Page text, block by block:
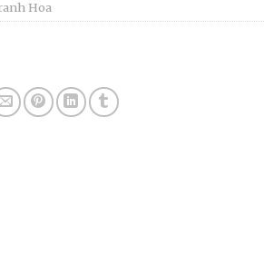
Hoa